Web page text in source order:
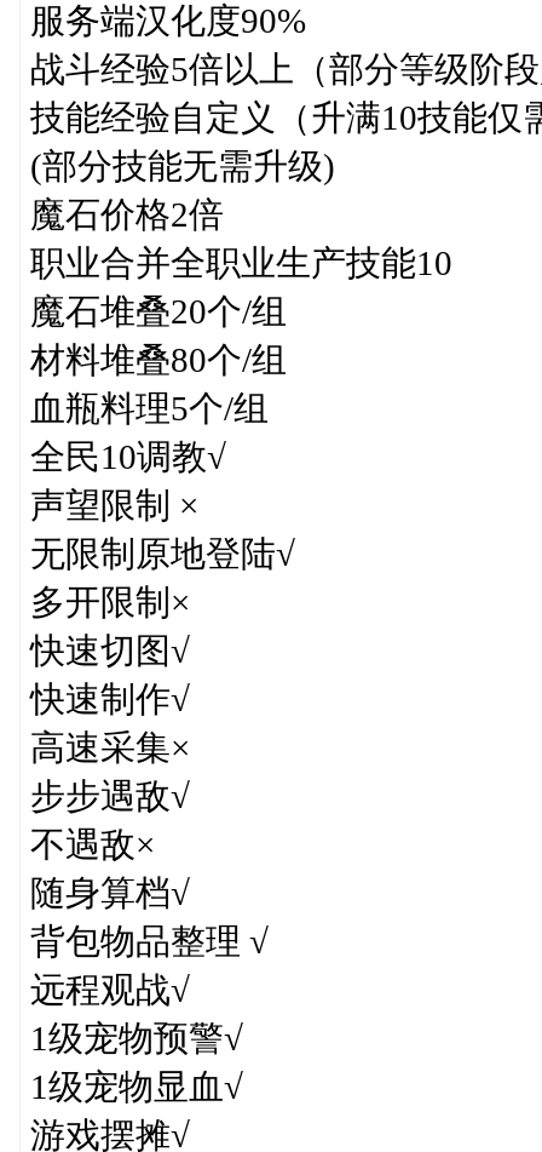
服务端汉化度90%
战斗经验5倍以上（部分等级阶
技能经验自定义（升满10技能仅
(部分技能无需升级)
魔石价格2倍
职业合并全职业生产技能10
魔石堆叠20个/组
材料堆叠80个/组
血瓶料理5个/组
全民10调教√
声望限制 ×
无限制原地登陆√
多开限制×
快速切图√
快速制作√
高速采集×
步步遇敌√
不遇敌×
随身算档√
背包物品整理 √
远程观战√
1级宠物预警√
1级宠物显血√
游戏摆摊√